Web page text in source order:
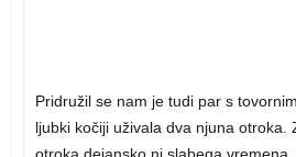
Pridružil se nam je tudi par s
ljubki kočiji uživala dva njuna otroka.
otroka dejansko ni slabega